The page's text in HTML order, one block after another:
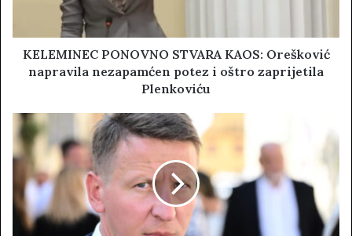
KELEMINEC PONOVNO STVARA KAOS: Orešković
napravila nezapamćen potez i oštro zaprijetila
Plenkoviću